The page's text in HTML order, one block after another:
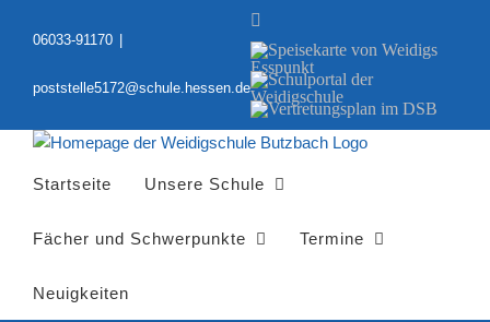
Inhalt06033-91170
poststelle5172@schule.hessen.de
Speisekarte
von
Weidigs
Esspunkt
Schulportal
der
Weidigschule
Vertretungsplan
DSB
Startseite Unsere Schule
Fächer und Schwerpunkte Termine
Neuigkeiten